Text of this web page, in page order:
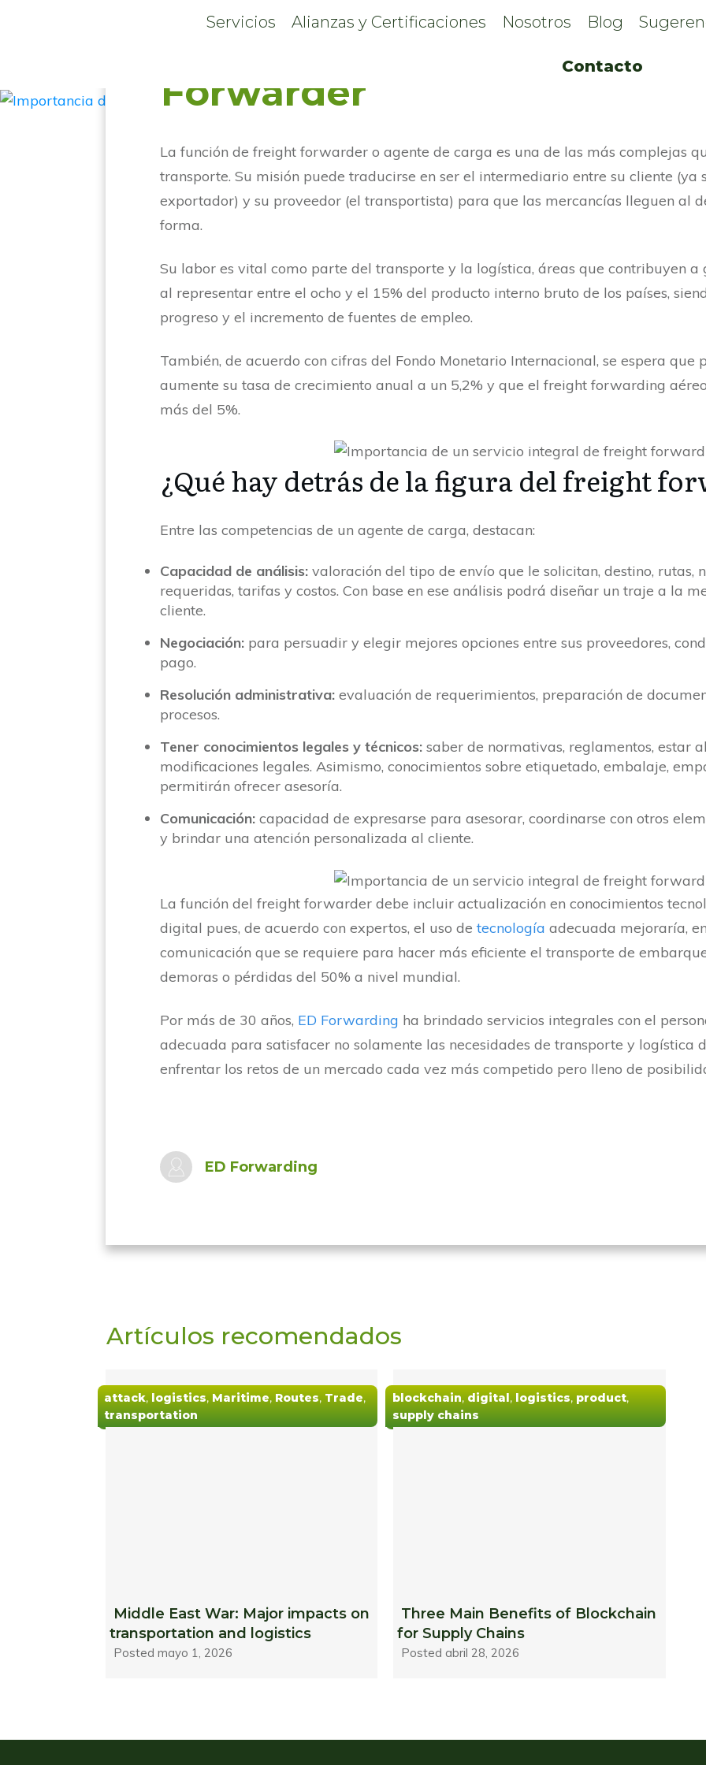
Servicios Alianzas y Certificaciones Nosotros Blog
Contacto
Postedfebrero 10, 2023
Detrás de la figura de
Forwarder
La función de freight forwarder o agente de carga es una de las más complejas
transporte. Su misión puede traducirse en ser el intermediario entre su cliente (ya
exportador) y su proveedor (el transportista) para que las mercancías lleguen al
forma.
Su labor es vital como parte del transporte y la logística, áreas que contribuyen
al representar entre el ocho y el 15% del producto interno bruto de los países,
progreso y el incremento de fuentes de empleo.
También, de acuerdo con cifras del Fondo Monetario Internacional, se espera
aumente su tasa de crecimiento anual a un 5,2% y que el freight forwarding
más del 5%.
¿Qué hay detrás de la figura del freight
Entre las competencias de un agente de carga, destacan:
Capacidad de análisis: valoración del tipo de envío que le solicitan, destino, rutas,
requeridas, tarifas y costos. Con base en ese análisis podrá diseñar un traje a la
cliente.
Negociación: para persuadir y elegir mejores opciones entre sus proveedores,
pago.
Resolución administrativa:evaluación de requerimientos, preparación de
procesos.
Tener conocimientos legales y técnicos: saber de normativas, reglamentos, estar
modificaciones legales. Asimismo, conocimientos sobre etiquetado, embalaje,
permitirán ofrecer asesoría.
Comunicación: capacidad de expresarse para asesorar, coordinarse con otros
y brindar una atención personalizada al cliente.
La función del freight forwarder debe incluir actualización en conocimientos
digital pues, de acuerdo con expertos, el uso detecnología adecuada mejoraría,
comunicación que se requiere para hacer más eficiente el transporte de
demoras o pérdidas del 50% a nivel mundial.
Por más de 30 años, ED Forwarding ha brindado servicios integrales con el
adecuada para satisfacer no solamente las necesidades de transporte y logística
enfrentar los retos de un mercado cada vez más competido pero lleno de
ED Forwarding
Artículos recomendados
attack, logistics, Maritime, Routes, Trade,
transportation
Middle East War: Major impacts on
transportation and logistics
Postedmayo 1, 2026
blockchain, digital, logistics, product,
supply chains
Three Main Benefits of Blockchain
for Supply Chains
Posted abril 28, 2026